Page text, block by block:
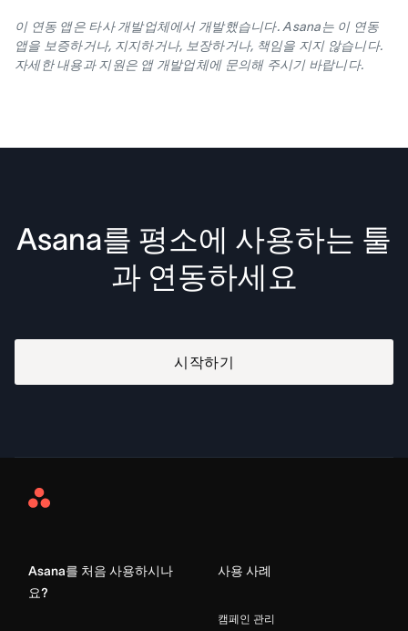
이 연동 앱은 타사 개발업체에서 개발했습니다. Asana는 이 연동
앱을 보증하거나, 지지하거나, 보장하거나, 책임을 지지 않습니다.
자세한 내용과 지원은 앱 개발업체에 문의해 주시기 바랍니다.
Asana를 평소에 사용하는 툴
과 연동하세요
시작하기
Asana
Asana를 처음 사용하시나
요?
사용 사례
캠페인 관리